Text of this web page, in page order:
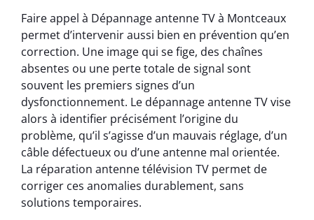
Faire appel à Dépannage antenne TV à Montceaux
permet d’intervenir aussi bien en prévention qu’en
correction. Une image qui se fige, des chaînes
absentes ou une perte totale de signal sont
souvent les premiers signes d’un
dysfonctionnement. Le dépannage antenne TV vise
alors à identifier précisément l’origine du
problème, qu’il s’agisse d’un mauvais réglage, d’un
câble défectueux ou d’une antenne mal orientée.
La réparation antenne télévision TV permet de
corriger ces anomalies durablement, sans
solutions temporaires.